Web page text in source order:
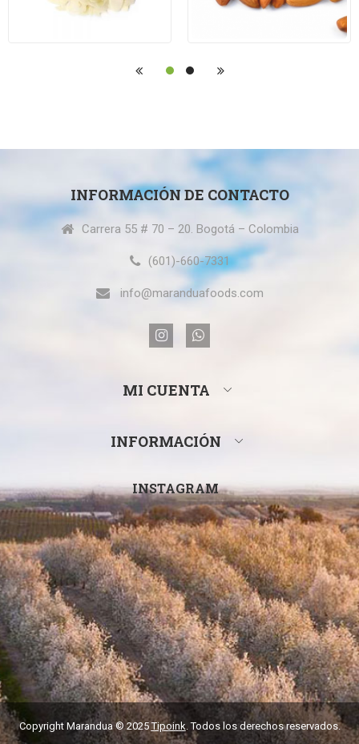
INFORMACIÓN DE CONTACTO
Carrera 55 # 70 – 20. Bogotá – Colombia
(601)-660-7331
info@maranduafoods.com
MI CUENTA
INFORMACIÓN
INSTAGRAM
Copyright Marandua © 2025Tipoink . Todos los derechos reservados.